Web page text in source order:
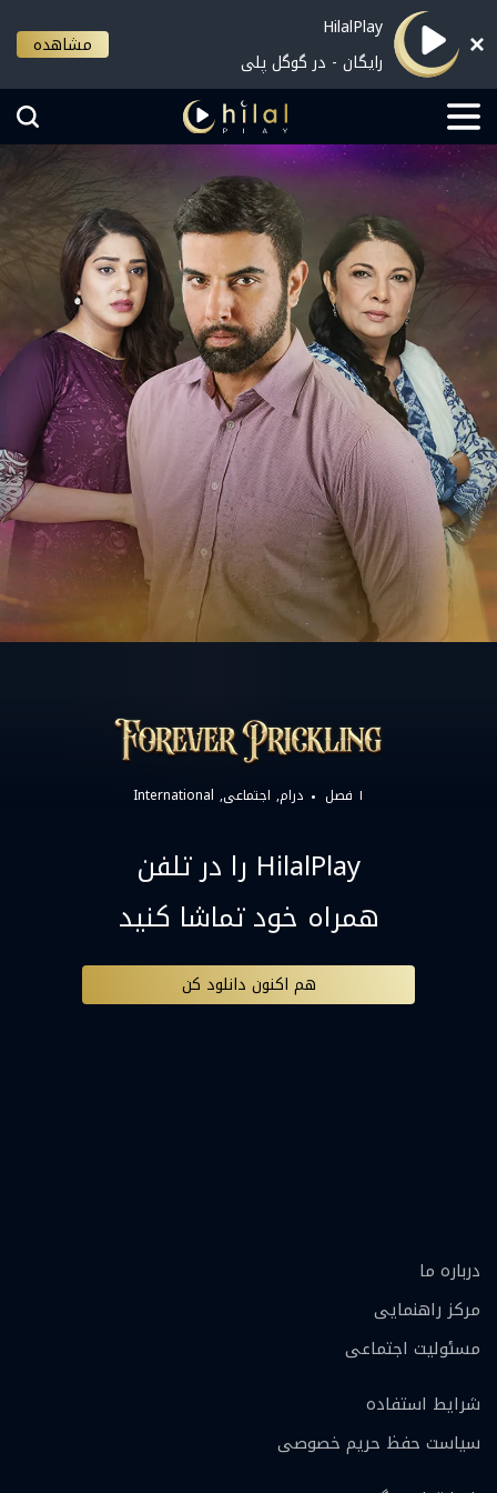
HilalPlay
رایگان - در گوگل پلی
مشاهده
۱ فصل درام اجتماعی International
HilalPlay را در تلفن
همراه خود تماشا کنید
هم اکنون دانلود کن
درباره ما
مرکز راهنمایی
مسئولیت اجتماعی
شرایط استفاده
سیاست حفظ حریم خصوصی